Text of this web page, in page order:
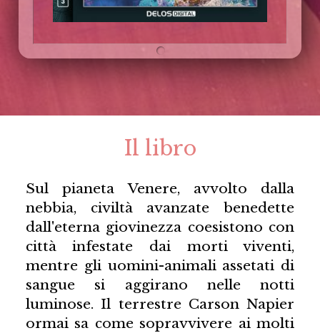
Il libro
Sul pianeta Venere, avvolto dalla
nebbia, civiltà avanzate benedette
dall'eterna giovinezza coesistono con
città infestate dai morti viventi,
mentre gli uomini-animali assetati di
sangue si aggirano nelle notti
luminose. Il terrestre Carson Napier
ormai sa come sopravvivere ai molti